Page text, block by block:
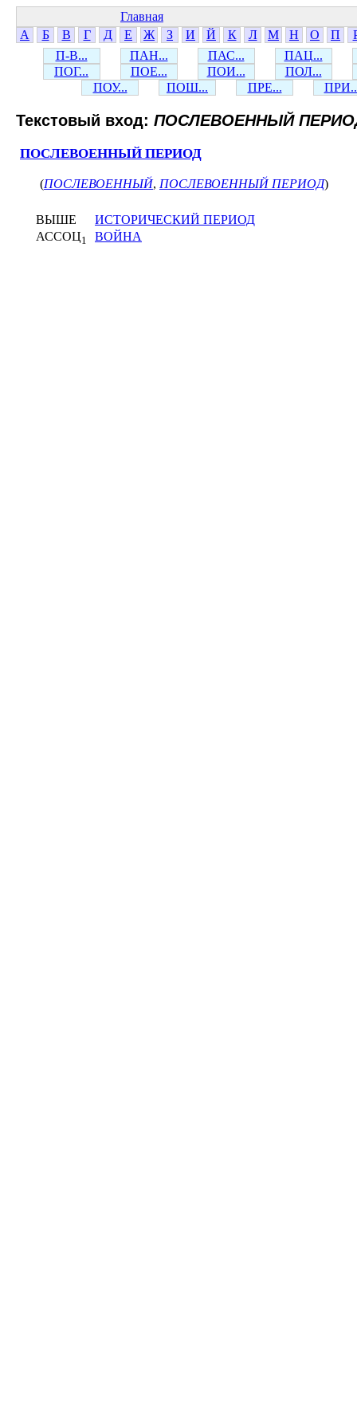
Главная
А
Б В Г Д Е Ж З И Й К Л М Н О П
П-В...
ПАН... ПАС...
ПАЦ...
ПОГ...
ПОЕ... ПОИ...
ПОЛ...
ПОУ...
ПОШ... ПРЕ...
Текстовый вход: ПОСЛЕВОЕННЫЙ
ПОСЛЕВОЕННЫЙ ПЕРИОД
(ПОСЛЕВОЕННЫЙ, ПОСЛЕВОЕННЫЙ ПЕРИОД)
ВЫШЕ
ИСТОРИЧЕСКИЙ ПЕРИОД
АССОЦ1 ВОЙНА